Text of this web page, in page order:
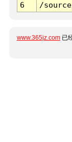
6
/
www.365jz.com 已